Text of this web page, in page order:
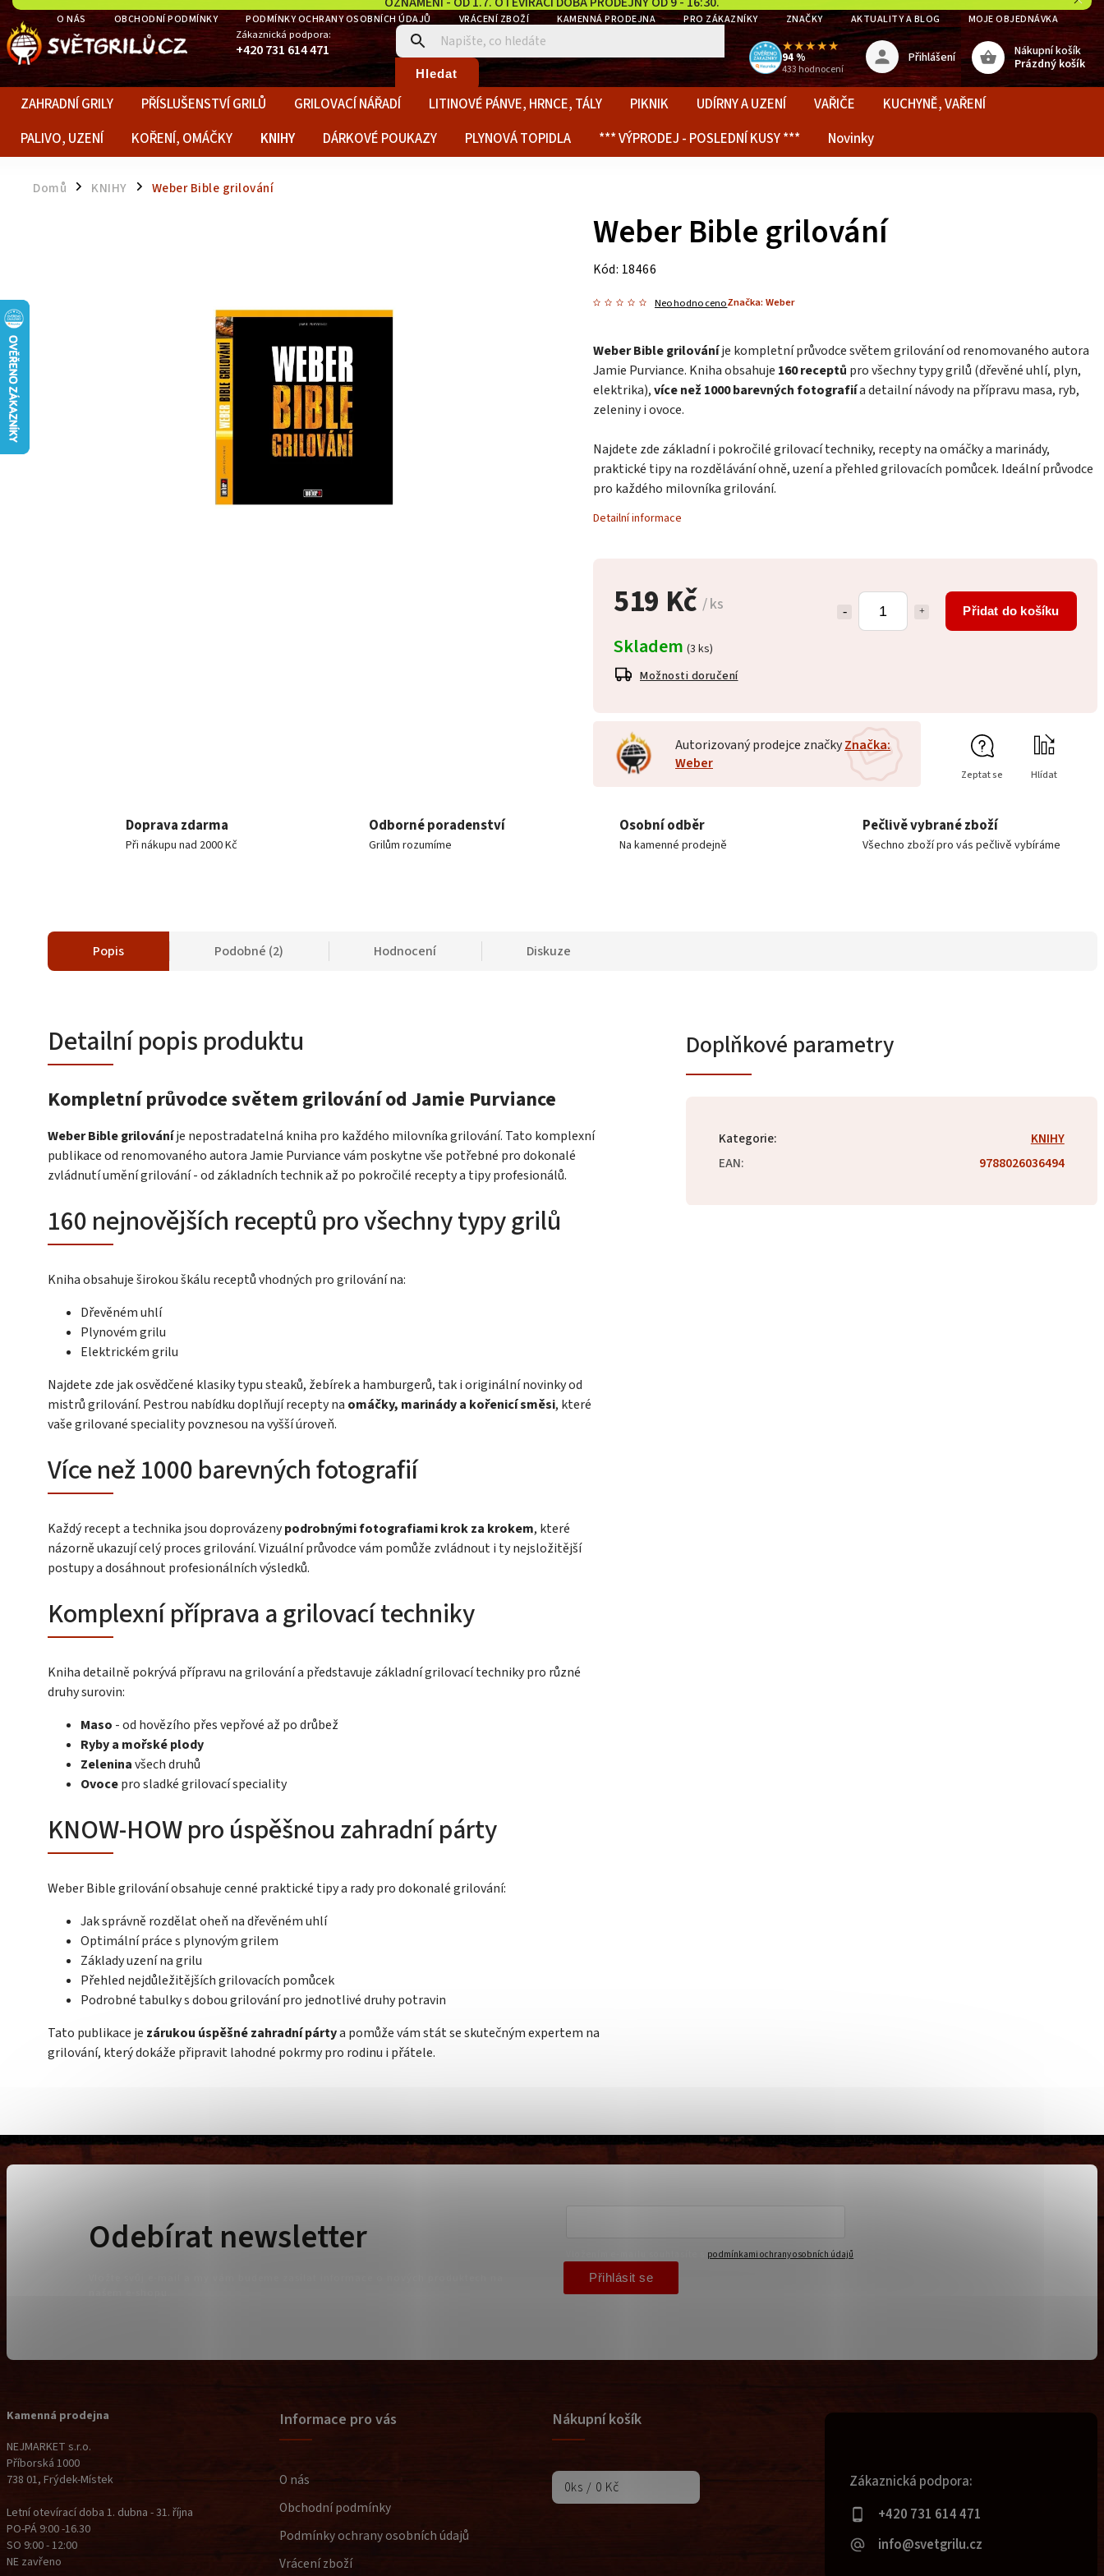
O NÁS OBCHODNÍ PODMÍNKY PODMÍNKY OCHRANY OSOBNÍCH ÚDAJŮ VRÁCENÍ ZBOŽÍ KAMENNÁ PRODEJNA PRO ZÁKAZNÍKY ZNAČKY AKTUALITY A BLOG MOJE OBJEDNÁVKA
Zákaznická podpora:
+420 731 614 471
Hledat
★★★★★
94 %
433 hodnocení
Nákupní košík
Prázdný košík
Přihlášení
ZAHRADNÍ GRILY PŘÍSLUŠENSTVÍ GRILŮ GRILOVACÍ NÁŘADÍ LITINOVÉ PÁNVE, HRNCE, TÁLY PIKNIK UDÍRNY A UZENÍ VAŘIČE
KUCHYNĚ, VAŘENÍ
PALIVO, UZENÍ
KOŘENÍ, OMÁČKY KNIHY DÁRKOVÉ POUKAZY PLYNOVÁ TOPIDLA *** VÝPRODEJ - POSLEDNÍ KUSY *** Novinky
Domů / KNIHY / Weber Bible grilování
519 Kč / ks Přidat do košíku
Skladem (3 ks)
Možnosti doručení
Weber Bible grilování
Kód: 18466
NeohodnocenoZnačka:Weber
Weber Bible grilováníje kompletní průvodce světem grilování od renomovaného autora
Jamie Purviance. Kniha obsahuje 160 receptů pro všechny typy grilů (dřevěné uhlí, plyn,
elektrika),více než 1000 barevných fotografiía detailní návody na přípravu masa, ryb,
zeleniny i ovoce.
Najdete zde základní i pokročilé grilovací techniky, recepty na omáčky a marinády,
praktické tipy na rozdělávání ohně, uzení a přehled grilovacích pomůcek. Ideální průvodce
pro každého milovníka grilování.
Detailní informace
Autorizovaný prodejce značkyZnačka:
Weber
Zeptat se Hlídat
Doprava zdarma
Při nákupu nad 2000 Kč
Odborné poradenství
Grilům rozumíme
Osobní odběr
Na kamenné prodejně
Pečlivě vybrané zboží
Všechno zboží pro vás pečlivě vybíráme
Popis Podobné (2) Hodnocení Diskuze
Detailní popis produktu
Kompletní průvodce světem grilování od Jamie Purviance
Weber Bible grilováníje nepostradatelná kniha pro každého milovníka grilování. Tato komplexní
publikace od renomovaného autora Jamie Purviance vám poskytne vše potřebné pro dokonalé
zvládnutí umění grilování - od základních technik až po pokročilé recepty a tipy profesionálů.
160 nejnovějších receptů pro všechny typy grilů
Kniha obsahuje širokou škálu receptů vhodných pro grilování na:
Dřevěném uhlí
Plynovém grilu
Elektrickém grilu
Najdete zde jak osvědčené klasiky typu steaků, žebírek a hamburgerů, tak i originální novinky od
mistrů grilování. Pestrou nabídku doplňují recepty na omáčky, marinády a kořenicí směsi, které
vaše grilované speciality povznesou na vyšší úroveň.
Více než 1000 barevných fotografií
Každý recept a technika jsou doprovázenypodrobnými fotografiami krok za krokem, které
názorně ukazují celý proces grilování. Vizuální průvodce vám pomůže zvládnout i ty nejsložitější
postupy a dosáhnout profesionálních výsledků.
Komplexní příprava a grilovací techniky
Kniha detailně pokrývá přípravu na grilování a představuje základní grilovací techniky pro různé
druhy surovin:
Maso - od hovězího přes vepřové až po drůbež
Ryby a mořské plody
Zeleninavšech druhů
Ovocepro sladké grilovací speciality
KNOW-HOW pro úspěšnou zahradní párty
Weber Bible grilování obsahuje cenné praktické tipy a rady pro dokonalé grilování:
Jak správně rozdělat oheň na dřevěném uhlí
Optimální práce s plynovým grilem
Základy uzení na grilu
Přehled nejdůležitějších grilovacích pomůcek
Podrobné tabulky s dobou grilování pro jednotlivé druhy potravin
Tato publikace je zárukou úspěšné zahradní pártya pomůže vám stát se skutečným expertem na
grilování, který dokáže připravit lahodné pokrmy pro rodinu i přátele.
Doplňkové parametry
Kategorie:
KNIHY
EAN: 9788026036494
Zákaznická podpora:
+420 731 614 471
info@svetgrilu.cz
Kamenná prodejna
NEJMARKET s.r.o.
Příborská 1000
738 01, Frýdek-Místek
Letní otevírací doba 1. dubna - 31. října
PO-PÁ 9:00 -16.30
SO 9:00 - 12:00
NE zavřeno
Informace pro vás
O nás
Obchodní podmínky
Podmínky ochrany osobních údajů
Vrácení zboží
Nákupní košík
0ks / 0 Kč
Odebírat newsletter
podmínkami ochrany osobních údajů
Přihlásit se